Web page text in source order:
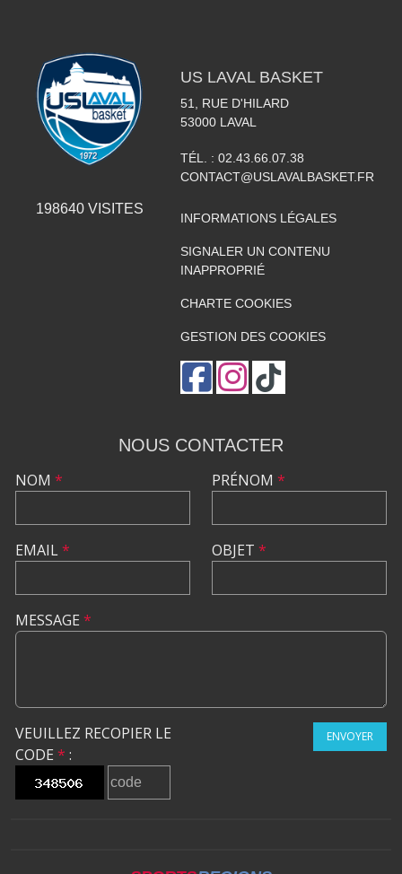
198640 VISITES
US LAVAL BASKET
51, RUE D'HILARD
53000 LAVAL
TÉL. : 02.43.66.07.38
CONTACT@USLAVALBASKET.FR
INFORMATIONS LÉGALES
SIGNALER UN CONTENU
INAPPROPRIÉ
CHARTE COOKIES
GESTION DES COOKIES
NOUS CONTACTER
NOM *
EMAIL*
PRÉNOM *
OBJET *
MESSAGE *
VEUILLEZ RECOPIER LE
CODE * :
ENVOYER